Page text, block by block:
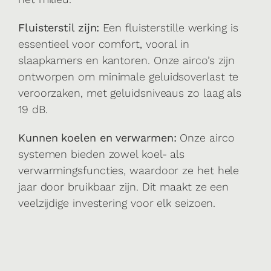
Fluisterstil zijn: Een fluisterstille werking is
essentieel voor comfort, vooral in
slaapkamers en kantoren. Onze airco’s zijn
ontworpen om minimale geluidsoverlast te
veroorzaken, met geluidsniveaus zo laag als
19 dB.
Kunnen koelen en verwarmen: Onze airco
systemen bieden zowel koel- als
verwarmingsfuncties, waardoor ze het hele
jaar door bruikbaar zijn. Dit maakt ze een
veelzijdige investering voor elk seizoen.